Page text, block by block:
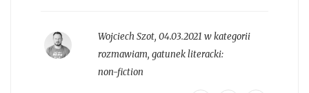
Wojciech Szot, 04.03.2021 w kategorii
rozmawiam, gatunek literacki:
non-fiction